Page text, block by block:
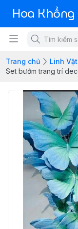
Hoa
Trang chủ Linh Vật
Set bướm trang trí